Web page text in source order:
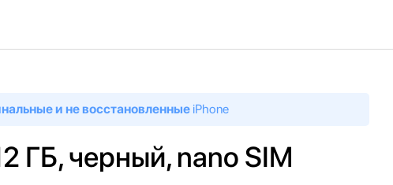
и не восстановленныеiPhone
ГБ, черный, nano SIM